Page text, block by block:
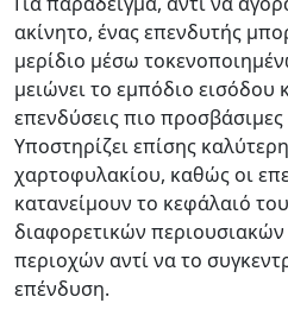
ακίνητο, ένας επενδυτής
μερίδιο μέσω
μειώνει το εμπόδιο εισόδου
επενδύσεις πιο
Υποστηρίζει επίσης
χαρτοφυλακίου, καθώς οι
κατανείμουν το κεφάλαιό
διαφορετικών
περιοχών αντί να το
επένδυση.